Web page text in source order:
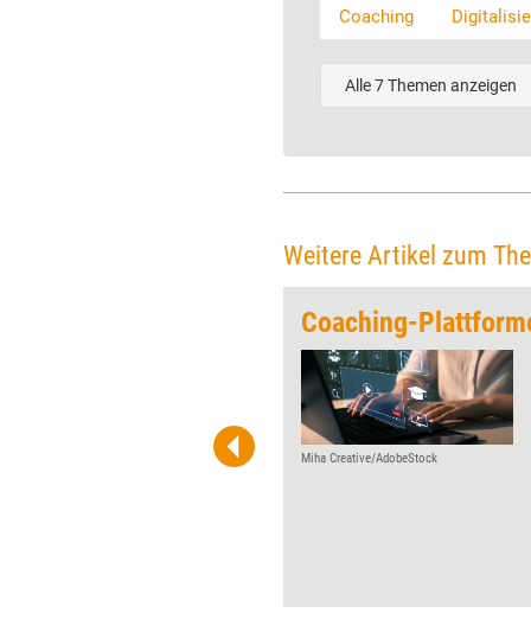
Coaching
Alle 7 Themen anzeigen
Weitere Artikel zum
Miha Creative/AdobeStock